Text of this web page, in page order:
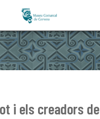
i els creadors de